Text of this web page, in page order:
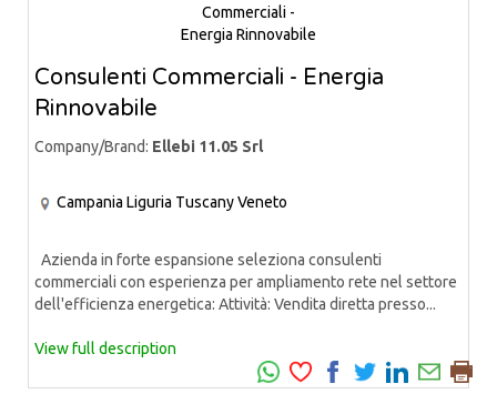
Consulenti Commerciali - Energia
Rinnovabile
Company/Brand: Ellebi 11.05 Srl
Campania Liguria TuscanyVeneto
Azienda in forte espansione seleziona consulenti
commerciali con esperienza per ampliamento rete nel settore
dell'efficienza energetica: Attività: Vendita diretta presso...
View full description